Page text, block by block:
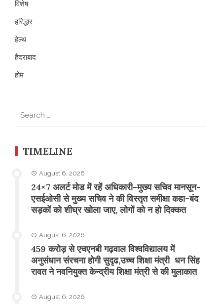
विशेष
हरिद्धार
हेल्थ
हैदराबाद
होम
TIMELINE
August 6, 2026
24×7 अलर्ट मोड में रहें अधिकारी-मुख्य सचिव मानसून-
एसईओसी से मुख्य सचिव ने की विस्तृत समीक्षा कहा-बंद
सड़कों को शीघ्र खोला जाए, लोगों को न हो दिक्कत
August 6, 2026
459 करोड़ से एचएनबी गढ़वाल विश्वविद्यालय में
अनुसंधान संरचना होगी सुदृढ,उच्च शिक्षा मंत्री धन सिंह
रावत ने नवनियुक्त केन्द्रीय शिक्षा मंत्री से की मुलाकात
August 6, 2026